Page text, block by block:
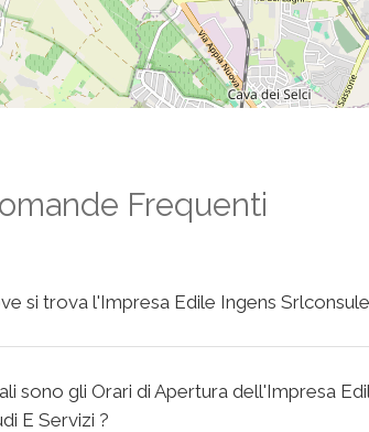
Frequenti
si trova l'Impresa Edile Ingens
sono gli Orari di Apertura dell'Impresa
E Servizi ?